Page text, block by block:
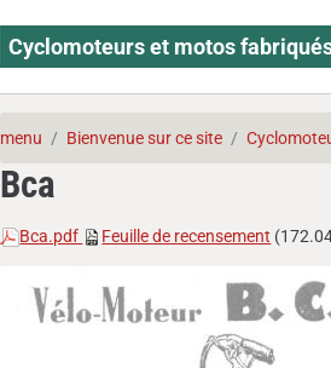
Cyclomoteurs et motos
menu Bienvenue sur ce site
Bca
Bca.pdf Feuille de recensement